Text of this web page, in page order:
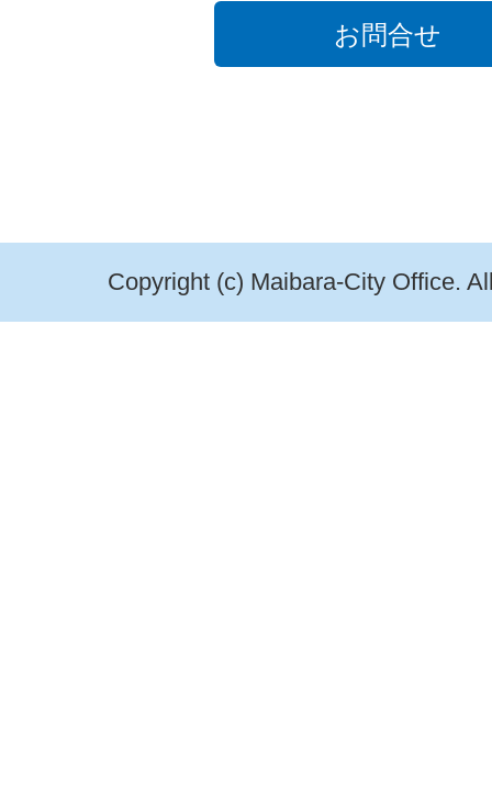
お問合せ
Copyright (c) Maibara-City Office.